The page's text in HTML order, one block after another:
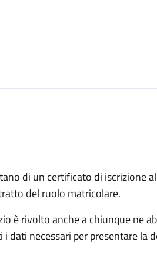
di un certificato di iscrizione
del ruolo matricolare.
è rivolto anche a chiunque ne
dati necessari per presentare la